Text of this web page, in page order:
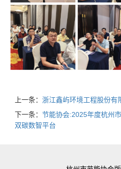
上一条： 浙江鑫屿环境工程股份有
下一条： 节能协会:2025年度杭州
双碳数智平台